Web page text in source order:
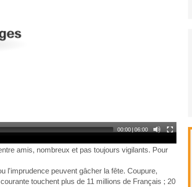
00:00 | 06:00
amis, nombreux et pas toujours vigilants. Pour
l'imprudence peuvent gâcher la fête. Coupure,
touchent plus de 11 millions de Français ; 20